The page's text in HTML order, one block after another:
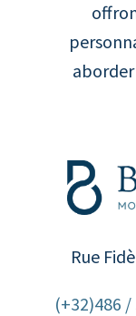
Rue
(+32)486 /